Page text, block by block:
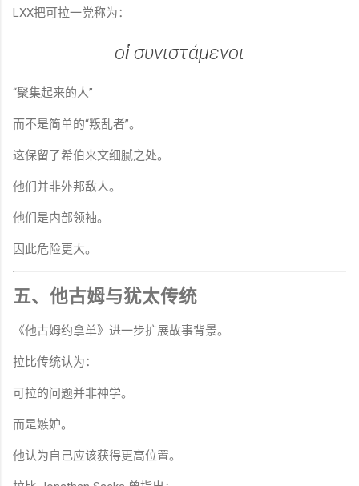
LXX把可拉一党称为：
οἱ συνιστάμενοι
“聚集起来的人”
而不是简单的“叛乱者”。
这保留了希伯来文细腻之处。
他们并非外邦敌人。
他们是内部领袖。
因此危险更大。
五、他古姆与犹太传统
《他古姆约拿单》进一步扩展故事背景。
拉比传统认为：
可拉的问题并非神学。
而是嫉妒。
他认为自己应该获得更高位置。